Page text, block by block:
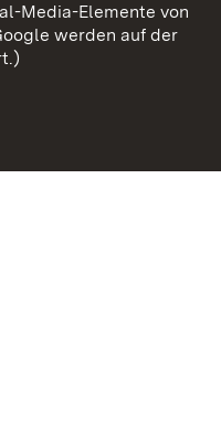
Media-Elemente von
werden auf der